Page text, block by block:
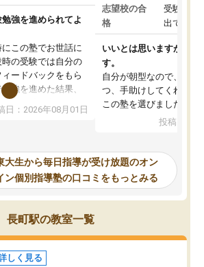
強を進められてよ
この塾でお世話に
の受験では自分の
ードバックをもら
強を進めた結果、
習が間に合わず不
いました。その経験
着きました。学習
勉強のやり方につ
イスをいただけた
受験勉強を進める
自分のように勉強
で苦労している方
たい塾です。
日：2026年08月01日
志望校の合
格
受験して
出ていな
いいとは思いますが、料
す。
自分が朝型なので、自習
つ、手助けしてくれる設
この塾を選びました。
投稿日：
大生から毎日指導が受け放題のオン
ン個別指導塾の口コミをもっとみる
長町駅の教室一覧
しく見る